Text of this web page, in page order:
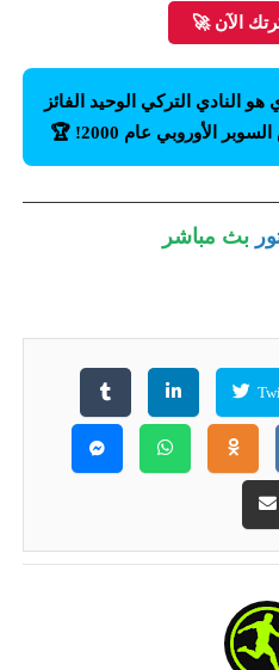
الآن 🚀
النادي التركي الوحيد الفائز
الأوروبي عام 2000! 🏆
بث مباشر